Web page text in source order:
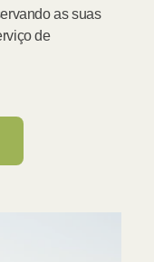
as suas
de